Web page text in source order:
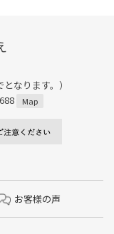
なります。）
Map
お客様の声